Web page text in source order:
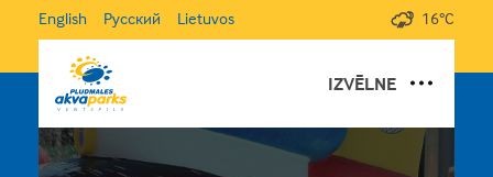
16°C
English Русский Lietuvos
IZVĒLNE
DĀVANU KARTES